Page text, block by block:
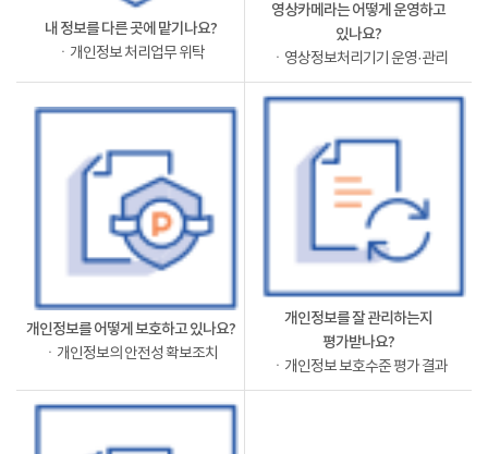
내 정보를 다른 곳에 맡기나요?
ㆍ개인정보 처리업무 위탁
영상카메라는 어떻게 운영하고
있나요?
ㆍ영상정보처리기기 운영·관리
개인정보를 어떻게 보호하고 있나요?
ㆍ개인정보의 안전성 확보조치
개인정보를 잘 관리하는지
평가받나요?
ㆍ개인정보 보호수준 평가 결과